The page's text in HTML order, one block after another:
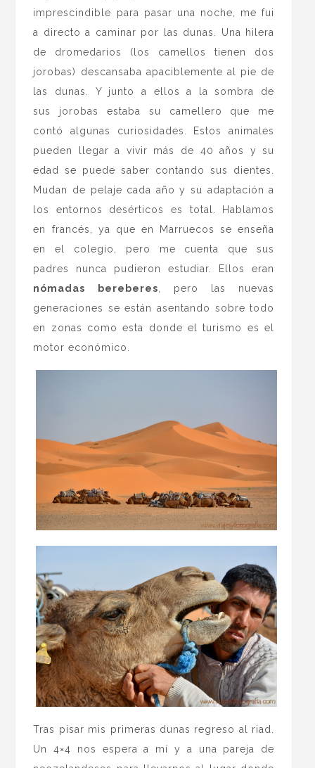
imprescindible para pasar una noche, me fui
a directo a caminar por las dunas. Una hilera
de dromedarios (los camellos tienen dos
jorobas) descansaba apaciblemente al pie de
las dunas. Y junto a ellos a la sombra de
sus jorobas estaba su camellero que me
contó algunas curiosidades. Estos animales
pueden llegar a vivir más de 40 años y su
edad se puede saber contando sus dientes.
Mudan de pelaje cada año y su adaptación a
los entornos desérticos es total. Hablamos
en francés, ya que en Marruecos se enseña
en el colegio, pero me cuenta que sus
padres nunca pudieron estudiar. Ellos eran
nómadas bereberes , pero las nuevas
generaciones se están asentando sobre todo
en zonas como esta donde el turismo es el
motor económico.
Tras pisar mis primeras dunas regreso al riad.
Un 4×4 nos espera a mí y a una pareja de